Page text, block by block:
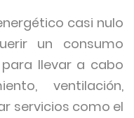
casi nulo
un consumo
llevar a cabo
ventilación,
servicios como el